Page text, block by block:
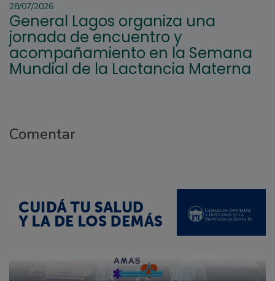
28/07/2026
General Lagos organiza una
jornada de encuentro y
acompañamiento en la Semana
Mundial de la Lactancia Materna
Comentar